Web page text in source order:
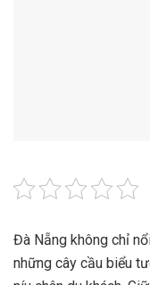
Đà Nẵng không chỉ
những cây cầu biểu